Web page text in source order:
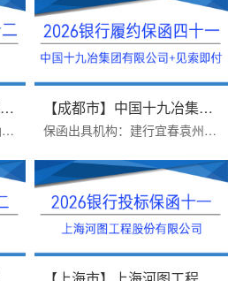
【乐山市】双民营企业/采购供货/...
保函出具机构：富民银行保函类型：采购供货项目银行履约保函办理时效：一个工作日，当日打款出函办理优势：1.富民银行价格便宜2.异地项目远程办理，手续简单3.保函申请人受...
【成都市】中国十九冶集团有限公...
保函出具机构：建行宜春袁州支行保函受益人：中国十九冶集团有限公司办理时效：三个工作日办理优势：1.保函见索即付格式，富民银行不免反担保，建行免反担保，上门重签2.23...